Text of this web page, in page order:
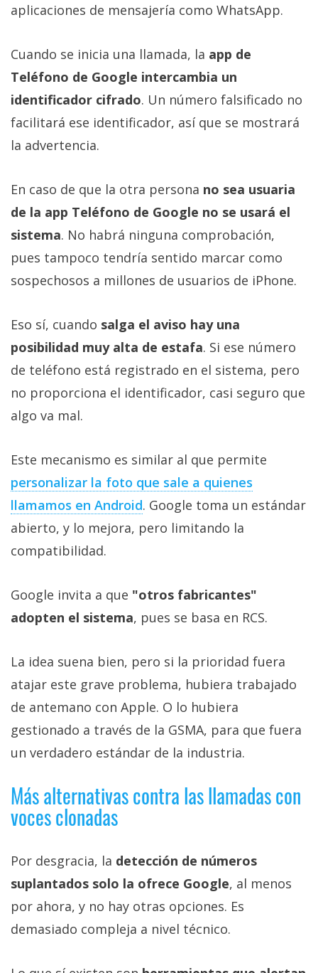
aplicaciones de mensajería como WhatsApp.
Cuando se inicia una llamada, la app de
Teléfono de Google intercambia un
identificador cifrado. Un número falsificado no
facilitará ese identificador, así que se mostrará
la advertencia.
En caso de que la otra persona no sea usuaria
de la app Teléfono de Google no se usará el
sistema. No habrá ninguna comprobación,
pues tampoco tendría sentido marcar como
sospechosos a millones de usuarios de iPhone.
Eso sí, cuando salga el aviso hay una
posibilidad muy alta de estafa. Si ese número
de teléfono está registrado en el sistema, pero
no proporciona el identificador, casi seguro que
algo va mal.
Este mecanismo es similar al que permite
personalizar la foto que sale a quienes
llamamos en Android. Google toma un estándar
abierto, y lo mejora, pero limitando la
compatibilidad.
Google invita a que "otros fabricantes"
adopten el sistema, pues se basa en RCS.
La idea suena bien, pero si la prioridad fuera
atajar este grave problema, hubiera trabajado
de antemano con Apple. O lo hubiera
gestionado a través de la GSMA, para que fuera
un verdadero estándar de la industria.
Más alternativas contra las llamadas con
voces clonadas
Por desgracia, la detección de números
suplantados solo la ofrece Google, al menos
por ahora, y no hay otras opciones. Es
demasiado compleja a nivel técnico.